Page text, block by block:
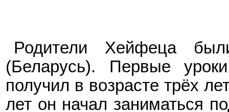
Родители Хейфеца
(Беларусь). Первые
получил в возрасте трёх
лет он начал заниматься